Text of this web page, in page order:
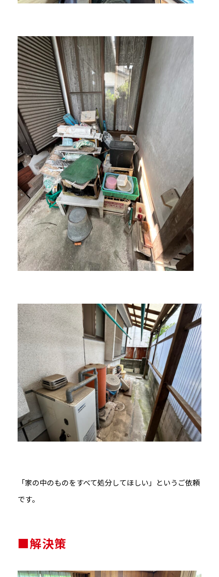
「家の中のものをすべて処分してほしい」というご依頼
です。
■解決策